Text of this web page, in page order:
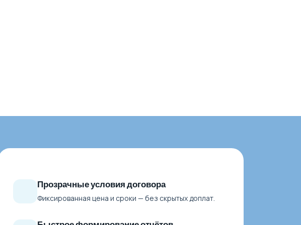
Прозрачные условия договора
Фиксированная цена и сроки — без скрытых доплат.